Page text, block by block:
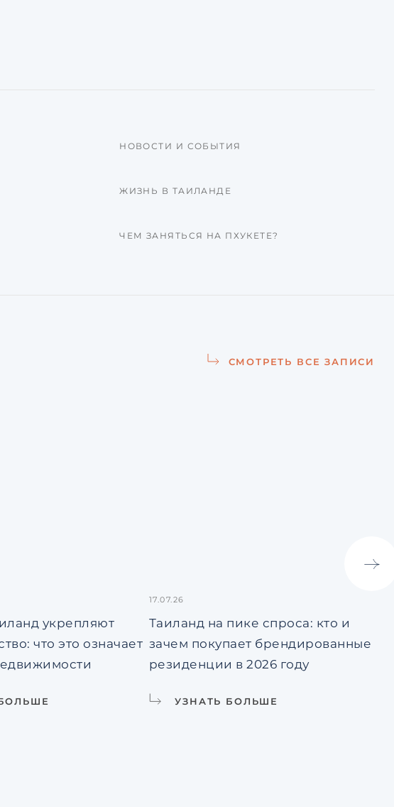
НОВОСТИ И СОБЫТИЯ
ЖИЗНЬ В ТАИЛАНДЕ
ЧЕМ ЗАНЯТЬСЯ НА ПХУКЕТЕ?
СМОТРЕТЬ ВСЕ ЗАПИСИ
укрепляют
что это означает
17.07.26
Таиланд на пике спроса: кто и
зачем покупает брендированные
резиденции в 2026 году
УЗНАТЬ БОЛЬШЕ